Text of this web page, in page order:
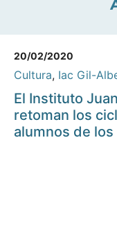
20/02/2020
Cultura, Iac Gil-
El Instituto
retoman los
alumnos de